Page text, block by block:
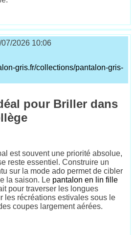
07/2026 10:06
gris.fr/collections/pantalon-gris-
pour Briller dans
est souvent une priorité absolue,
reste essentiel. Construire un
sur la mode ado permet de cibler
la saison. Le pantalon en lin fille
pour traverser les longues
les récréations estivales sous le
coupes largement aérées.